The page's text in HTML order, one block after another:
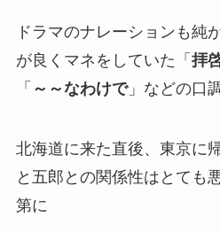
ドラマのナレーションも純
が良くマネをしていた「 拝
「 ～～なわけで」などの口
北海道に来た直後、東京に
と五郎との関係性はとても
第に